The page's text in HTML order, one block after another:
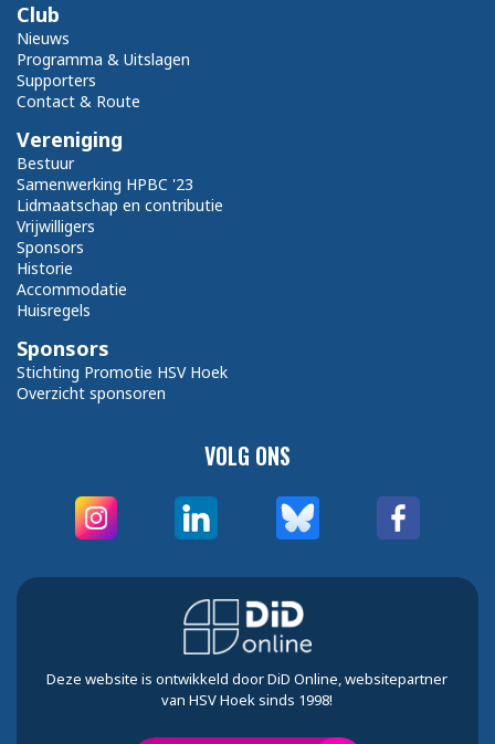
VOLG ONS
Club
Nieuws
Programma & Uitslagen
Supporters
Contact & Route
Vereniging
Bestuur
Samenwerking HPBC '23
Lidmaatschap en contributie
Vrijwilligers
Sponsors
Historie
Accommodatie
Huisregels
Sponsors
Stichting Promotie HSV Hoek
Overzicht sponsoren
Deze website is ontwikkeld door DiD Online, websitepartner
van HSV Hoek sinds 1998!